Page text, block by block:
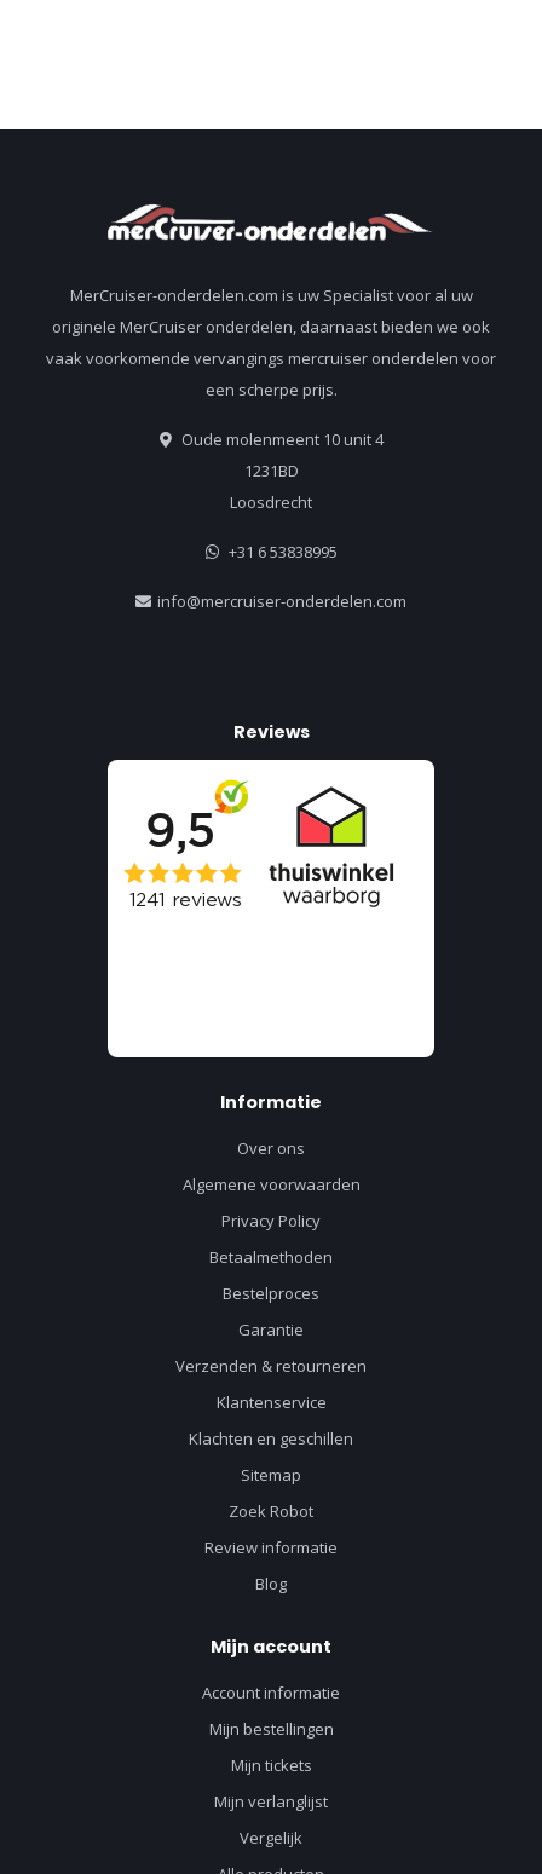
MerCruiser-onderdelen.com is uw Specialist voor al uw
originele MerCruiser onderdelen, daarnaast bieden we ook
vaak voorkomende vervangings mercruiser onderdelen voor
een scherpe prijs.
Oude molenmeent 10 unit 4
1231BD
Loosdrecht
+31 6 53838995
info@mercruiser-onderdelen.com
Reviews
Informatie
Over ons
Algemene voorwaarden
Privacy Policy
Betaalmethoden
Bestelproces
Garantie
Verzenden & retourneren
Klantenservice
Klachten en geschillen
Sitemap
Zoek Robot
Review informatie
Blog
Mijn account
Account informatie
Mijn bestellingen
Mijn tickets
Mijn verlanglijst
Vergelijk